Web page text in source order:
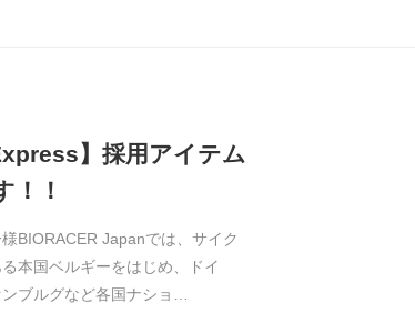
】採用アイテム
！！
BIORACER Japanでは、サイク
本国ベルギーをはじめ、ドイ
ブルグなど各国ナショ…